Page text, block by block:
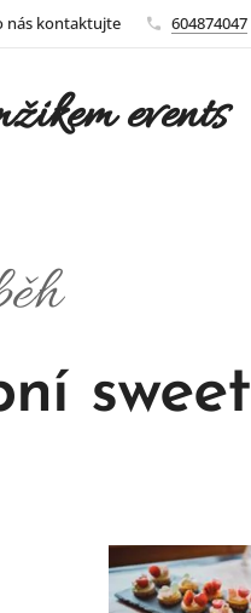
nás kontaktujte 604874047
events
sweet